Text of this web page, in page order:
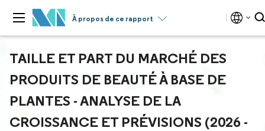
À propos de ce rapport
TAILLE ET PART DU MARCHÉ DES
PRODUITS DE BEAUTÉ À BASE DE
PLANTES - ANALYSE DE LA
CROISSANCE ET PRÉVISIONS (2026 -